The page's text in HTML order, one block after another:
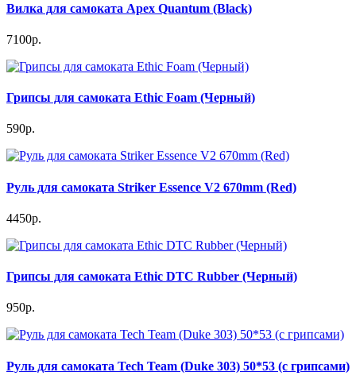
Вилка для самоката Apex Quantum (Black)
7100р.
Грипсы для самоката Ethic Foam (Черный)
590р.
Руль для самоката Striker Essence V2 670mm (Red)
4450р.
Грипсы для самоката Ethic DTC Rubber (Черный)
950р.
Руль для самоката Tech Team (Duke 303) 50*53 (c грипсами)